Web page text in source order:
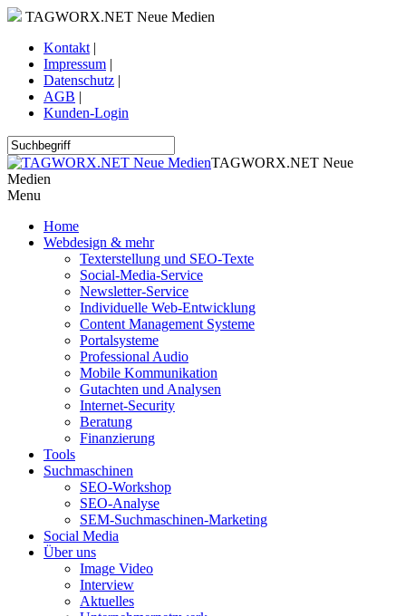
TAGWORX.NET Neue Medien
Kontakt |
Impressum |
Datenschutz |
AGB |
Kunden-Login
TAGWORX.NET Neue
Medien
Menu
Home
Webdesign & mehr
Texterstellung und SEO-Texte
Social-Media-Service
Newsletter-Service
Individuelle Web-Entwicklung
Content Management Systeme
Portalsysteme
Professional Audio
Mobile Kommunikation
Gutachten und Analysen
Internet-Security
Beratung
Finanzierung
Tools
Suchmaschinen
SEO-Workshop
SEO-Analyse
SEM-Suchmaschinen-Marketing
Social Media
Über uns
Image Video
Interview
Aktuelles